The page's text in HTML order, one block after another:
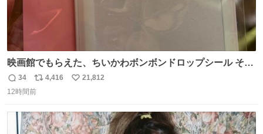
映画館でもらえた、ちいかわボンボンドロップシール その
ままキーホルダーにして使いたいって人まずキャンドゥに
行きな 何も加工せずにキーホルダーになるケースあるか
返
信
34
リ
ポ
ト
4,416
い
数
21,812
12時間前